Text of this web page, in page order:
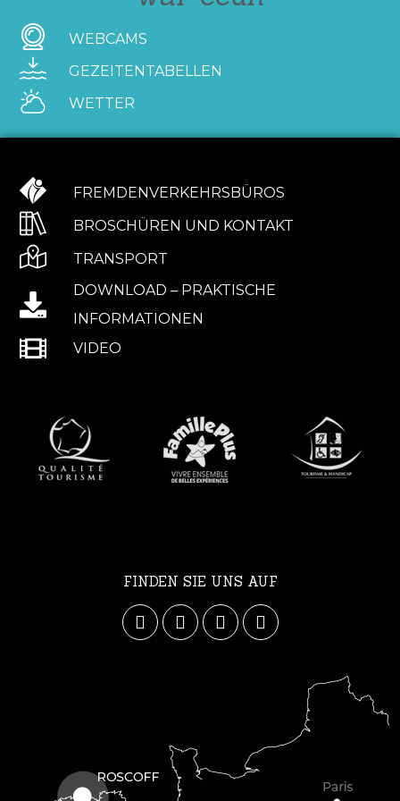
WEBCAMS
GEZEITENTABELLEN
WETTER
FREMDENVERKEHRSBÜROS
BROSCHÜREN UND KONTAKT
TRANSPORT
DOWNLOAD – PRAKTISCHE
INFORMATIONEN
VIDEO
FINDEN SIE UNS AUF